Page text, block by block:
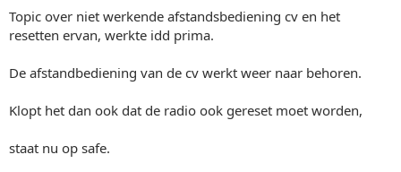
t
e
m
Topic over niet werkende afstandsbediening cv en het
resetten ervan, werkte idd prima.
De afstandbediening van de cv werkt weer naar behoren.
Klopt het dan ook dat de radio ook gereset moet worden,
staat nu op safe.